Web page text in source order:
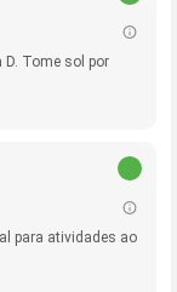
Tome sol por
para atividades ao